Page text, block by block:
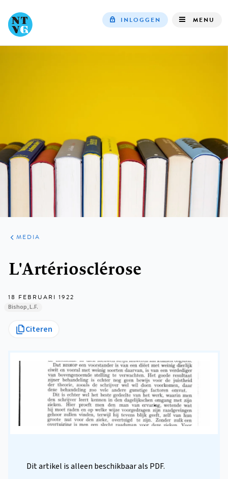
INLOGGEN MENU
ARTIKELEN
VARIA
MEDIA
L'Artériosclérose
18 FEBRUARI 1922
Bishop, L.F.
Citeren
Dit artikel is alleen beschikbaar als PDF.